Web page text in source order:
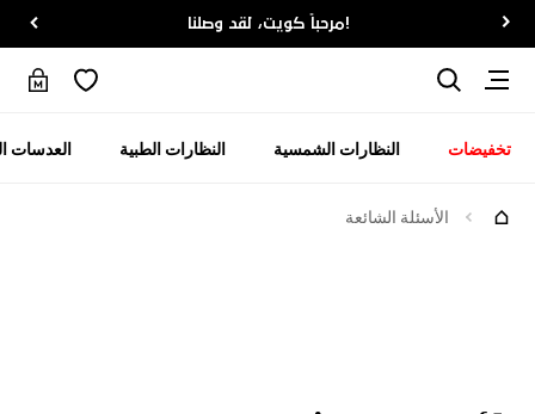
!مرحباً كويت، لقد وصلنا
تخفيضات النظارات الشمسية النظارات الطبية العدسات
الأسئلة الشائعة